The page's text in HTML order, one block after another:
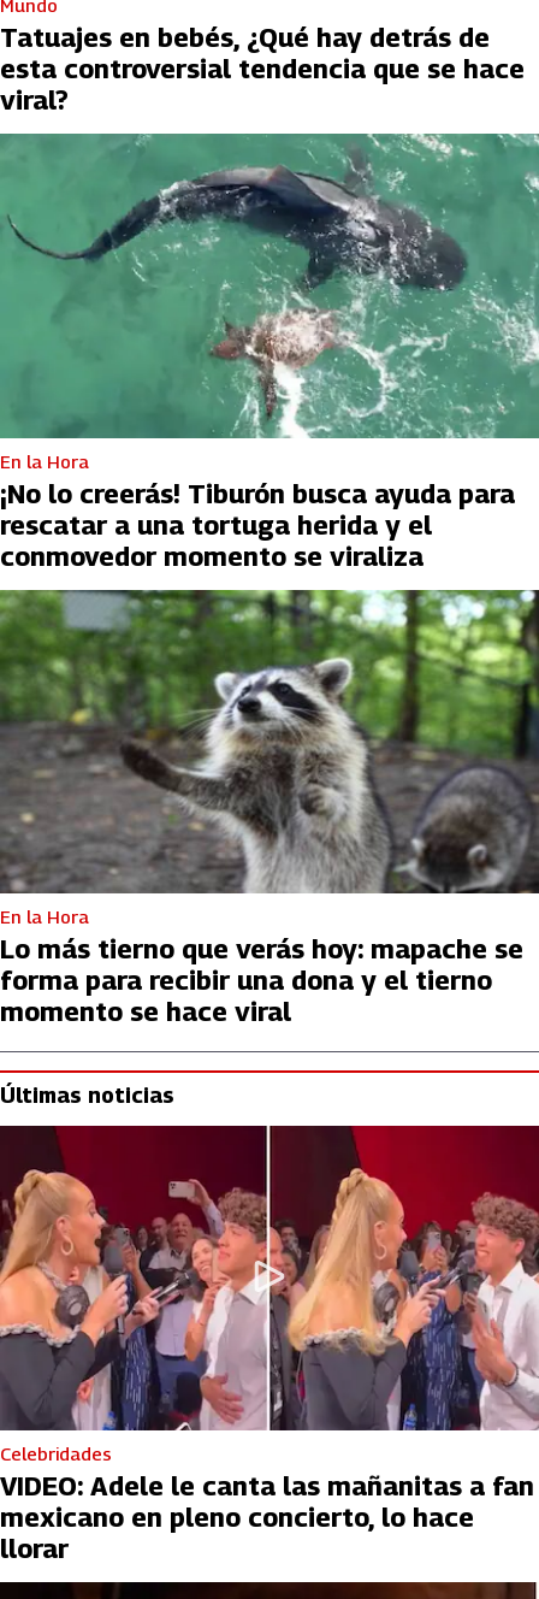
Mundo
Tatuajes en bebés, ¿Qué hay detrás de
esta controversial tendencia que se hace
viral?
En la Hora
¡No lo creerás! Tiburón busca ayuda para
rescatar a una tortuga herida y el
conmovedor momento se viraliza
En la Hora
Lo más tierno que verás hoy: mapache se
forma para recibir una dona y el tierno
momento se hace viral
Últimas noticias
Celebridades
VIDEO: Adele le canta las mañanitas a fan
mexicano en pleno concierto, lo hace
llorar